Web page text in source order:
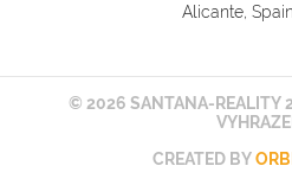
Alicante, Spain
© 2026 SANTANA-REALITY
CREATED BY